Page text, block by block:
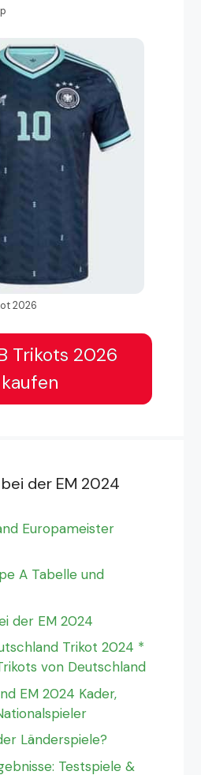
2026
Trikots 2026
kaufen
der EM 2024
Europameister
A Tabelle und
der EM 2024
Trikot 2024 *
von Deutschland
EM 2024 Kader,
Länderspiele?
Testspiele &